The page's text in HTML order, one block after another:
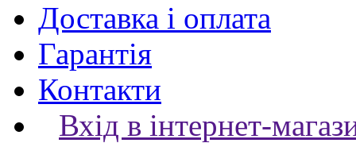
Доставка і оплата
Гарантія
Контакти
Вхід в інтернет-